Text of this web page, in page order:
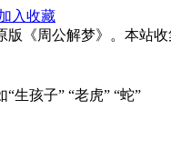
入收藏
《周公解梦》。本站
生孩子” “老虎” “蛇”